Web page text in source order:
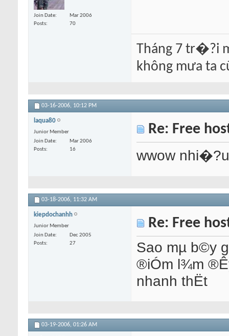
Join Date
Mar 2006
Posts
70
Tháng 7 tr�?i
không mưa ta
03-16-2006, 10:12 PM
laqua80
Junior Member
Join Date
Mar 2006
Posts
16
Re: Free
wwow
03-18-2006, 11:32 AM
kiepdochanhh
Junior Member
Join Date
Dec 2005
Posts
27
Re: Free
Sao mµ b©y
®iÓm l¾m
nhanh thËt
03-19-2006, 01:26 AM